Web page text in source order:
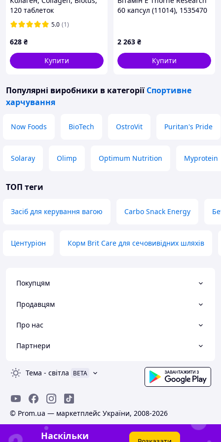
120 таблеток
5.0 (1)
628 ₴
Купити
60 капсул (11014), 1535470
2 263 ₴
Купити
Популярні виробники в категорії Спортивне
харчування
Now Foods BioTech OstroVit Puritan's Pride
Solaray Olimp Optimum Nutrition Myprotein
ТОП теги
Засіб для керування вагою Carbo Snack Energy
Центуріон Корм Brit Care для сечовивідних шляхів
Покупцям
Продавцям
Про нас
Партнери
Тема - світла BETA
© Prom.ua — маркетплейс України, 2008-2026
Наскільки